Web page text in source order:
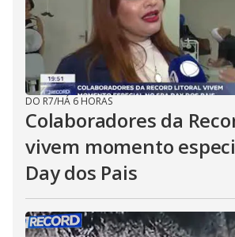
DO R7/HÁ 6 HORAS
Colaboradores da
vivem momento
Day dos Pais